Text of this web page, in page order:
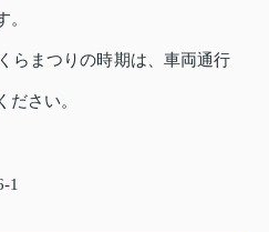
。
らまつりの時期は、車両通行
ださい。
1